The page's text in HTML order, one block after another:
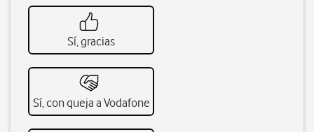
Sí, gracias
Sí, con queja a Vodafone